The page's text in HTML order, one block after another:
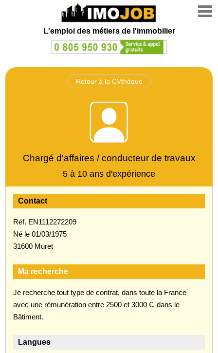
L'emploi des métiers de l'immobilier
Retour à la CVthèque
Chargé d'affaires / conducteur de travaux
5 à 10 ans d'expérience
Contact
Réf. EN1112272209
Né le 01/03/1975
31600 Muret
Ma recherche
Je recherche tout type de contrat, dans toute la France
avec une rémunération entre 2500 et 3000 €, dans le
Bâtiment.
Langues